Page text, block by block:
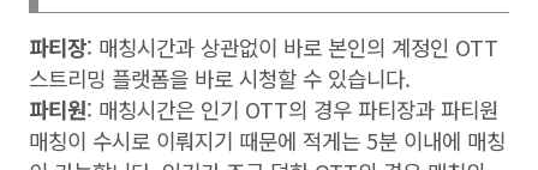
파티장: 매칭시간과 상관없이 바로 본인의 계정인 OTT
스트리밍 플랫폼을 바로 시청할 수 있습니다.
파티원: 매칭시간은 인기 OTT의 경우 파티장과 파티원
매칭이 수시로 이뤄지기 때문에 적게는 5분 이내에 매칭